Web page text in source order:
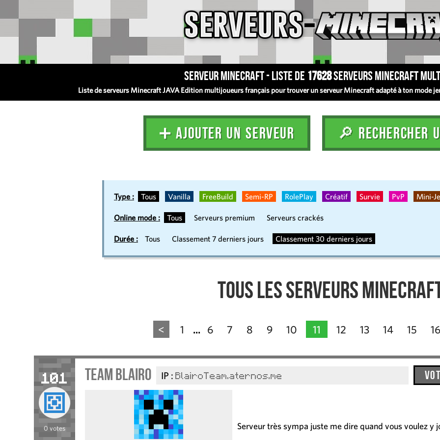
Serveur Minecraft - Liste de 17628serveurs Minecraft
Liste de serveurs Minecraft JAVA Edition multijoueurs français pour trouver un serveur Minecraft adapté à ton mode
➕ AJOUTER UN SERVEUR 🔎 RECHERCHER
Type : Tous Vanilla FreeBuild Semi-RP RolePlay Créatif Survie PvP Mini-
Online mode : Tous Serveurs premium Serveurs crackés
Durée : Tous Classement 7 derniers jours Classement 30 derniers jours
Tous les serveurs
< 1 ... 6 7 8 9 10 11 12 13 14 15 16
101
0 votes
Team Blairo IP : BlairoTeam.aternos.me
Serveur très sympa juste me dire quand vous voulez y